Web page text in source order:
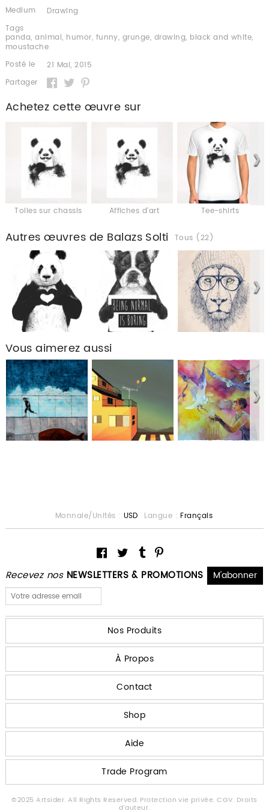
Medium
Drawing
Tags
panda,animal, humor, funny, grunge, drawing, black and white,
moustache
Posté le
21 Mai, 2015
Partager
Achetez cette œuvre sur
Toiles sur chassis Affiches d'art Tee-shirts
Autres œuvres de Balazs Solti Tous (22)
Vous aimerez aussi
Recevez nos NEWSLETTERS & PROMOTIONS
Monnaie/Unités : USD Langue : Français
Nos Produits
À Propos
Contact
Shop
Aide
Trade Program
©2025 Artsider. All Rights Reserved. Protection vie privée.CGV. Droits
d'auteur.